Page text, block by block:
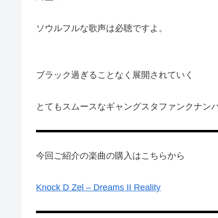
ソウルフルな歌声は必聴ですよ。
ブラック過ぎることなく展開されていく
とてもスムースなギャングスタファンクナン
今回ご紹介の楽曲の購入はこちらから
Knock D Zel – Dreams II Reality